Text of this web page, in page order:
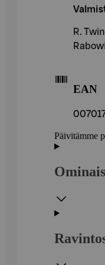
R.
EAN
Päivitämme